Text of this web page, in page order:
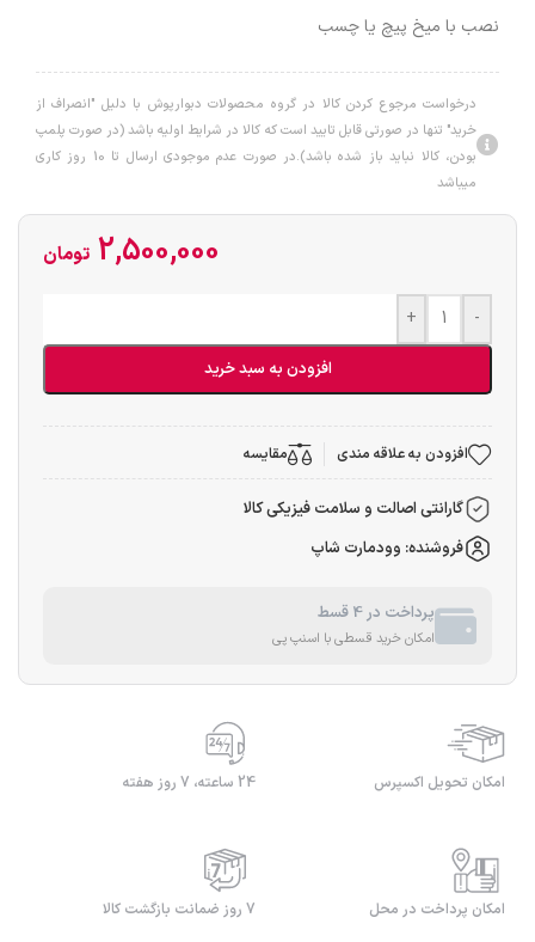
نصب با میخ پیچ یا چسب
درخواست مرجوع کردن کالا در گروه محصولات دبوارپوش با دلیل "انصراف از
خرید" تنها در صورتی قابل تایید است که کالا در شرایط اولیه باشد (در صورت پلمپ
بودن، کالا نباید باز شده باشد).در صورت عدم موجودی ارسال تا 10 روز کاری
میباشد
2,500,000 تومان
-
+
افزودن به سبد خرید
افزودن به علاقه مندی مقایسه
گارانتی اصالت و سلامت فیزیکی کالا
فروشنده: وودمارت شاپ
پرداخت در 4 قسط
امکان خرید قسطی با اسنپ پی
امکان تحویل اکسپرس 24 ساعته، 7 روز هفته
امکان پرداخت در محل 7 روز ضمانت بازگشت کالا